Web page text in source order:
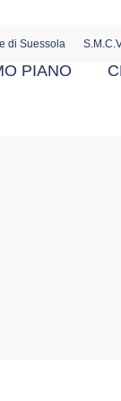
di Suessola
PIANO